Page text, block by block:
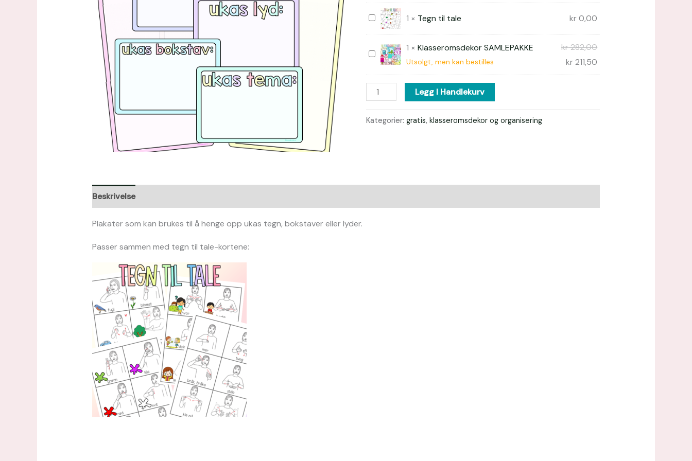
ukas
tegn
Tegn
til
tale
1 × Tegn til tale kr0,00
Klasseromsdekor
1 ×Klasseromsdekor SAMLEPAKKE
Utsolgt, men kan bestilles
kr282,00
kr211,50
Legg I Handlekurv
Kategorier:gratis,klasseromsdekor og organisering
Beskrivelse
Plakater som kan brukes til å henge opp ukas tegn, bokstaver eller lyder.
Passer sammen med tegn til tale-kortene: